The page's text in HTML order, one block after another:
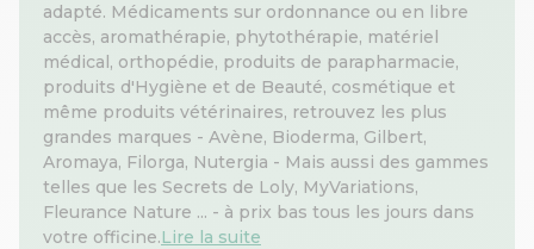
adapté. Médicaments sur ordonnance ou en libre
accès, aromathérapie, phytothérapie, matériel
médical, orthopédie, produits de parapharmacie,
produits d'Hygiène et de Beauté, cosmétique et
même produits vétérinaires, retrouvez les plus
grandes marques - Avène, Bioderma, Gilbert,
Aromaya, Filorga, Nutergia - Mais aussi des gammes
telles que les Secrets de Loly, MyVariations,
Fleurance Nature ... - à prix bas tous les jours dans
votre officine.Lire la suite